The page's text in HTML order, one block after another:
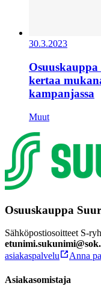
30.3.2023
kertaa
kampanjassa
Muut
Osuuskauppa
Sähköpostiosoitteet S-
asiakaspalvelu
Anna
Asiakasomistaja